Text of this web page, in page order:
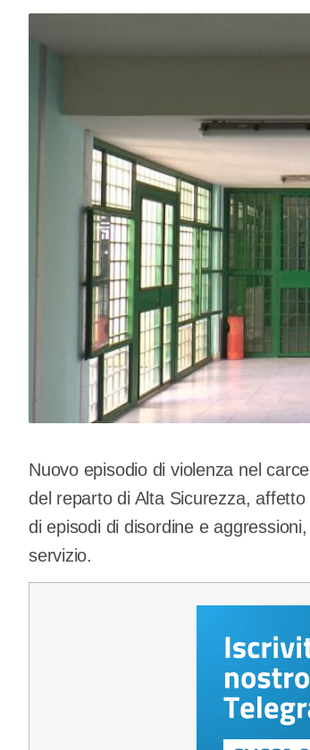
Nuovo episodio di violenza nel
del reparto di Alta Sicurezza,
di episodi di disordine e
servizio.